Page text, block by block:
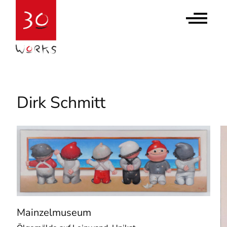
Dirk Schmitt
Mainzelmuseum